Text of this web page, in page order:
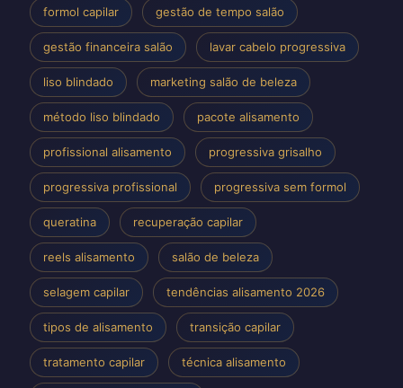
formol capilar gestão de tempo salão
gestão financeira salão lavar cabelo progressiva
liso blindado marketing salão de beleza
método liso blindado pacote alisamento
profissional alisamento progressiva grisalho
progressiva profissional progressiva sem formol
queratina recuperação capilar
reels alisamento salão de beleza
selagem capilar tendências alisamento 2026
tipos de alisamento transição capilar
tratamento capilar técnica alisamento